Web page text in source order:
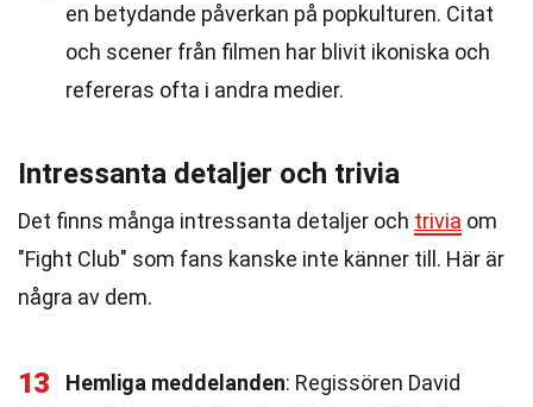
en betydande påverkan på popkulturen. Citat
och scener från filmen har blivit ikoniska och
refereras ofta i andra medier.
Intressanta detaljer och trivia
Det finns många intressanta detaljer och trivia om
"Fight Club" som fans kanske inte känner till. Här är
några av dem.
13 Hemliga meddelanden: Regissören David